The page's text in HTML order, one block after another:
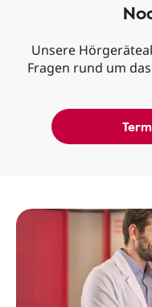
Unsere
Fragen rund um